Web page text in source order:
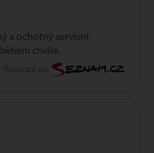
a ochotný servisní
chvíle.